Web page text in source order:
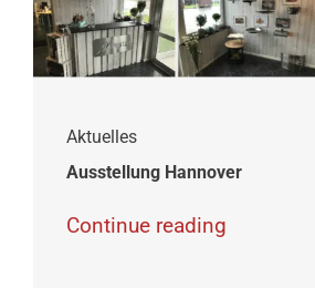
Kontakt
Warenkorb
Aktuelles
Ausstellung Hannover
Continue reading